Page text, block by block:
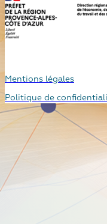
Mentions légales
Politique de